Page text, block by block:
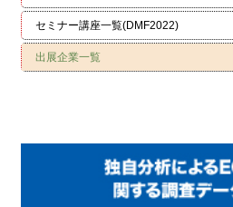
セミナー講座一覧(DMF2022)
出展企業一覧